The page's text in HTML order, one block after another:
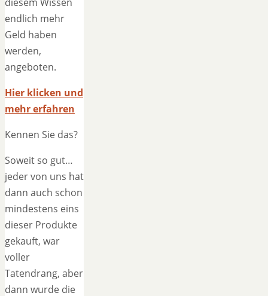
endlich mehr
Geld haben
werden,
angeboten.
Hier klicken und
mehr erfahren
Kennen Sie das?
Soweit so gut…
jeder von uns hat
dann auch schon
mindestens eins
dieser Produkte
gekauft, war
voller
Tatendrang, aber
dann wurde die